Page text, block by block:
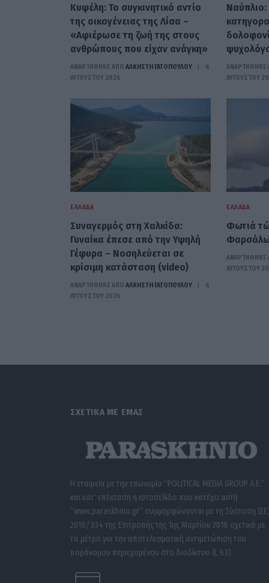
Κυψέλη: Το συγκινητικό αντίο
της οικογένειας της Λίσα –
«Αφιέρωσε τη ζωή της στους
ανθρώπους που είχαν ανάγκη»
ΑΝΑΡΤΗΘΗΚΕ ΑΠΟ ΆΛΚΗΣΤΗ ΓΑΤΟΠΟΎΛΟΥ
6
ΑΥΓΟΎΣΤΟΥ 2026
ΑΝΑΡΤΗΘΗΚΕ
ΑΥΓΟΎΣΤΟΥ
ΕΛΛΆΔΑ
Συναγερμός στη Χαλκίδα:
Γυναίκα έπεσε από την Υψηλή
Γέφυρα – Νοσηλεύεται σε
κρίσιμη κατάσταση (video)
ΑΝΑΡΤΗΘΗΚΕ ΑΠΟ ΆΛΚΗΣΤΗ ΓΑΤΟΠΟΎΛΟΥ
6
ΑΥΓΟΎΣΤΟΥ 2026
ΕΛΛΆΔΑ
Φωτιά
ΑΝΑΡΤΗΘΗΚΕ
ΑΥΓΟΎΣΤΟΥ
ΣΧΕΤΙΚΑ ΜΕ ΕΜΑΣ
Η εταιρεία με την επωνυμία “POLITICAL MEDIA GROUP A.E.”
και κατ’ επέκταση η ιστοσελίδα που κατέχει αυτή
“www.paraskhnio.gr” συμμορφώνονται με τη Σύσταση (ΕΕ)
2018/334 της Επιτροπής της 1ης Μαρτίου 2018 σχετικά με
τα μέτρα για την αποτελεσματική αντιμετώπιση του
παράνομου περιεχομένου στο διαδίκτυο (L 63).